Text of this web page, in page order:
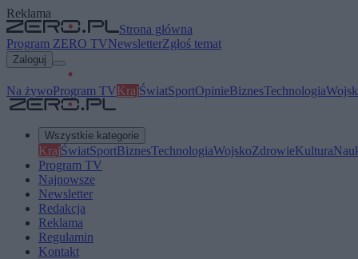
Reklama
Strona główna
Program ZERO TVNewsletterZgłoś temat
Zaloguj
Na żywoProgram TVKrajŚwiatSportOpinieBiznesTechnologia
Wszystkie kategorie
KrajŚwiatSportBiznesTechnologiaWojskoZdrowieKultura
Program TV
Najnowsze
Newsletter
Redakcja
Reklama
Regulamin
Kontakt